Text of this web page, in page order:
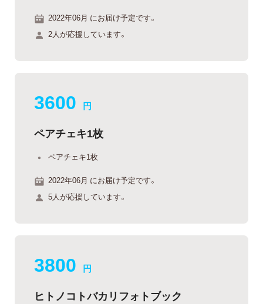
2022年06月 にお届け予定です。
2人が応援しています。
3600 円
ペアチェキ1枚
ペアチェキ1枚
2022年06月 にお届け予定です。
5人が応援しています。
3800 円
ヒトノコトバカリフォトブック